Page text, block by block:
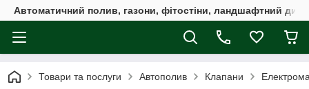
Автоматичний полив, газони, фітостіни, ландшафтний
Товари та послуги Автополив Клапани